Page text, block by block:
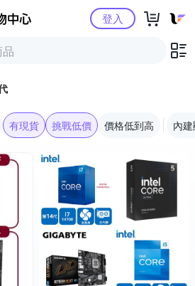
Yahoo購物中心登入
有現貨 挑戰低價 價格低到高 內